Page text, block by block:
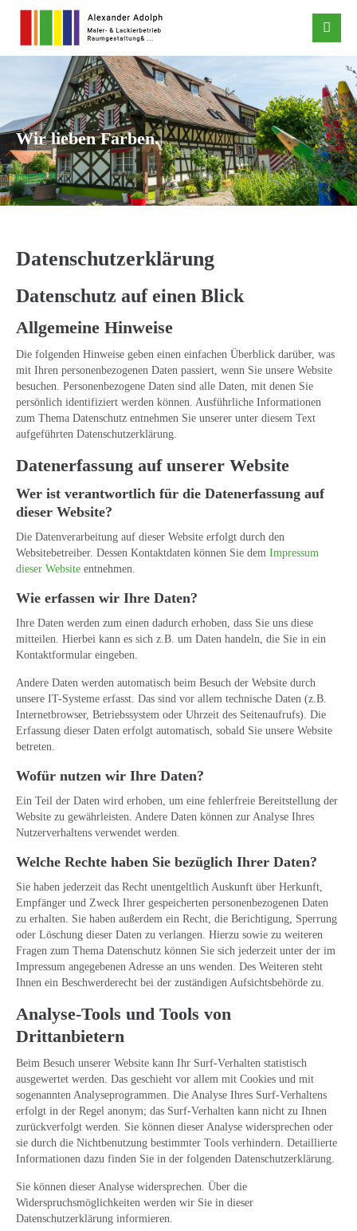
Der Eintrag "offcanvas-col1" existiert leider nicht.
Der Eintrag "offcanvas-col2" existiert leider nicht.
Der Eintrag "offcanvas-col3" existiert leider nicht.
Der Eintrag "offcanvas-col4" existiert leider nicht.
Wir lieben Farben.|
Datenschutzerklärung
Datenschutz auf einen Blick
Allgemeine Hinweise
Die folgenden Hinweise geben einen einfachen Überblick darüber, was
mit Ihren personenbezogenen Daten passiert, wenn Sie unsere Website
besuchen. Personenbezogene Daten sind alle Daten, mit denen Sie
persönlich identifiziert werden können. Ausführliche Informationen
zum Thema Datenschutz entnehmen Sie unserer unter diesem Text
aufgeführten Datenschutzerklärung.
Datenerfassung auf unserer Website
Wer ist verantwortlich für die Datenerfassung auf
dieser Website?
Die Datenverarbeitung auf dieser Website erfolgt durch den
Websitebetreiber. Dessen Kontaktdaten können Sie dem Impressum
dieser Website entnehmen.
Wie erfassen wir Ihre Daten?
Ihre Daten werden zum einen dadurch erhoben, dass Sie uns diese
mitteilen. Hierbei kann es sich z.B. um Daten handeln, die Sie in ein
Kontaktformular eingeben.
Andere Daten werden automatisch beim Besuch der Website durch
unsere IT-Systeme erfasst. Das sind vor allem technische Daten (z.B.
Internetbrowser, Betriebssystem oder Uhrzeit des Seitenaufrufs). Die
Erfassung dieser Daten erfolgt automatisch, sobald Sie unsere Website
betreten.
Wofür nutzen wir Ihre Daten?
Ein Teil der Daten wird erhoben, um eine fehlerfreie Bereitstellung der
Website zu gewährleisten. Andere Daten können zur Analyse Ihres
Nutzerverhaltens verwendet werden.
Welche Rechte haben Sie bezüglich Ihrer Daten?
Sie haben jederzeit das Recht unentgeltlich Auskunft über Herkunft,
Empfänger und Zweck Ihrer gespeicherten personenbezogenen Daten
zu erhalten. Sie haben außerdem ein Recht, die Berichtigung, Sperrung
oder Löschung dieser Daten zu verlangen. Hierzu sowie zu weiteren
Fragen zum Thema Datenschutz können Sie sich jederzeit unter der im
Impressum angegebenen Adresse an uns wenden. Des Weiteren steht
Ihnen ein Beschwerderecht bei der zuständigen Aufsichtsbehörde zu.
Analyse-Tools und Tools von
Drittanbietern
Beim Besuch unserer Website kann Ihr Surf-Verhalten statistisch
ausgewertet werden. Das geschieht vor allem mit Cookies und mit
sogenannten Analyseprogrammen. Die Analyse Ihres Surf-Verhaltens
erfolgt in der Regel anonym; das Surf-Verhalten kann nicht zu Ihnen
zurückverfolgt werden. Sie können dieser Analyse widersprechen oder
sie durch die Nichtbenutzung bestimmter Tools verhindern. Detaillierte
Informationen dazu finden Sie in der folgenden Datenschutzerklärung.
Sie können dieser Analyse widersprechen. Über die
Widerspruchsmöglichkeiten werden wir Sie in dieser
Datenschutzerklärung informieren.